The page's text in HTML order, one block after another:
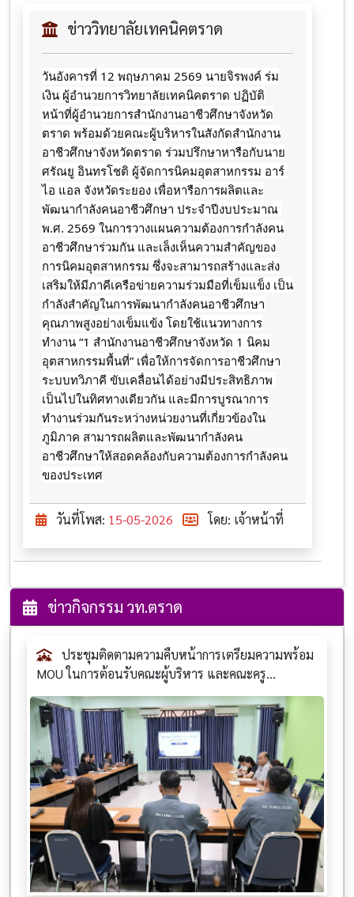
ข่าววิทยาลัยเทคนิคตราด
วันอังคารที่ 12 พฤษภาคม 2569 นายจิรพงค์ ร่ม
เงิน ผู้อำนวยการวิทยาลัยเทคนิคตราด ปฏิบัติ
หน้าที่ผู้อำนวยการสำนักงานอาชีวศึกษาจังหวัด
ตราด พร้อมด้วยคณะผู้บริหารในสังกัดสำนักงาน
อาชีวศึกษาจังหวัดตราด ร่วมปรึกษาหารือกับนาย
ศรัณยู อินทรโชติ ผู้จัดการนิคมอุตสาหกรรม อาร์
ไอ แอล จังหวัดระยอง เพื่อหารือการผลิตและ
พัฒนากำลังคนอาชีวศึกษา ประจำปีงบประมาณ
พ.ศ. 2569 ในการวางแผนความต้องการกำลังคน
อาชีวศึกษาร่วมกัน และเล็งเห็นความสำคัญของ
การนิคมอุตสาหกรรม ซึ่งจะสามารถสร้างและส่ง
เสริมให้มีภาคีเครือข่ายความร่วมมือที่เข็มแข็ง เป็น
กำลังสำคัญในการพัฒนากำลังคนอาชีวศึกษา
คุณภาพสูงอย่างเข็มแข้ง โดยใช้แนวทางการ
ทำงาน “1 สำนักงานอาชีวศึกษาจังหวัด 1 นิคม
อุตสาหกรรมพื้นที่” เพื่อให้การจัดการอาชีวศึกษา
ระบบทวิภาคี ขับเคลื่อนได้อย่างมีประสิทธิภาพ
เป็นไปในทิศทางเดียวกัน และมีการบูรณาการ
ทำงานร่วมกันระหว่างหน่วยงานที่เกี่ยวข้องใน
ภูมิภาค สามารถผลิตและพัฒนากำลังคน
อาชีวศึกษาให้สอดคล้องกับความต้องการกำลังคน
ของประเทศ
วันที่โพส: 15-05-2026 โดย: เจ้าหน้าที่
ข่าวกิจกรรม วท.ตราด
ประชุมติดตามความคืบหน้าการเตรียมความพร้อม
MOU ในการต้อนรับคณะผู้บริหาร และคณะครู...